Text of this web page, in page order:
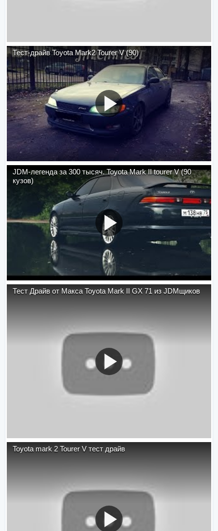
Тест-драйв Toyota Mark2 Tourer V (90)
JDM-легенда за 300 тысяч. Toyota Mark II tourer V (90
кузов)
Тест Драйв от Макса Toyota Mark II GX 71 из JDMщиков
Toyota mark 2 Tourer V тест драйв